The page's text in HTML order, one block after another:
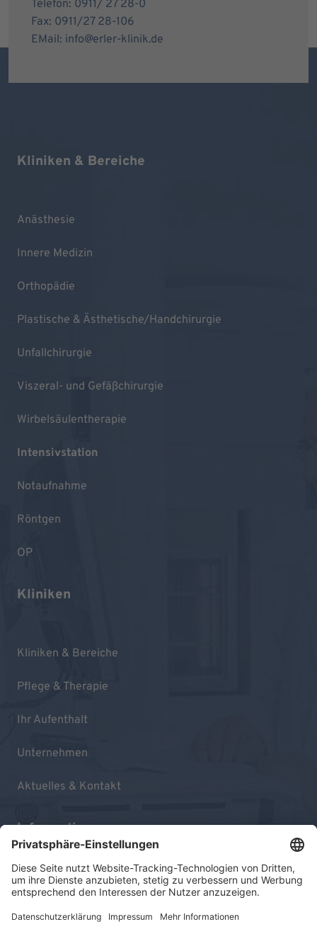
Telefon: 0911/ 27 28-0
Fax: 0911/27 28-106
EMail: info@erler-klinik.de
Kliniken & Bereiche
Anästhesie
Innere Medizin
Orthopädie
Plastische & Ästhetische/Handchirurgie
Unfallchirurgie
Viszeral- und Gefäßchirurgie
Wirbelsäulentherapie
Intensivstation
Notaufnahme
Röntgen
OP
Kliniken
Kliniken & Bereiche
Pflege & Therapie
Ihr Aufenthalt
Unternehmen
Aktuelles & Kontakt
Informationen
Impressum
Datenschutz